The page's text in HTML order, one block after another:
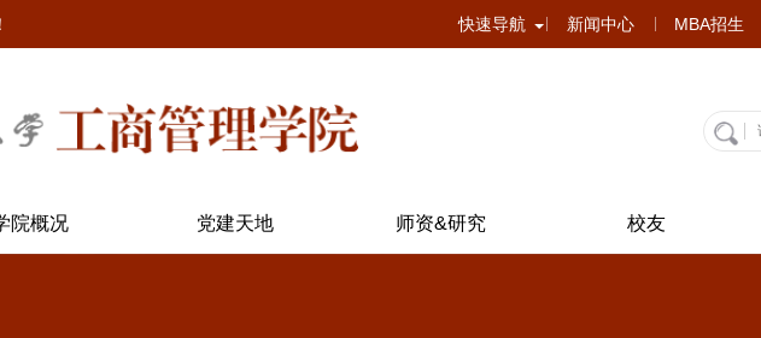
快速导航 新闻中心 MBA招生
院概况 党建天地 师资&研究 校友